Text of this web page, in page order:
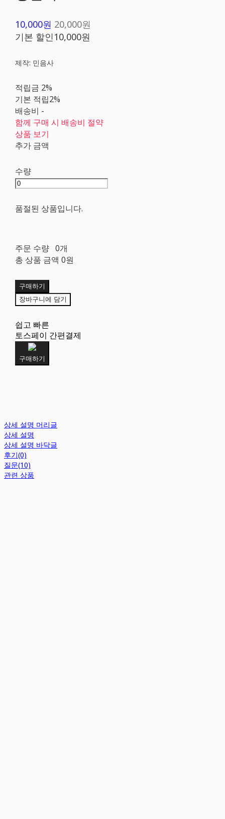
10,000원 20,000원
기본 할인10,000원
제작: 민음사
적립금 2%
기본 적립2%
배송비 -
함께 구매 시 배송비 절약
상품 보기
추가 금액
수량
품절된 상품입니다.
주문 수량 0개
총 상품 금액 0원
구매하기
장바구니에 담기
쉽고 빠른
토스페이 간편결제
구매하기
상세 설명 머리글
상세 설명
상세 설명 바닥글
후기(0)
질문(10)
관련 상품